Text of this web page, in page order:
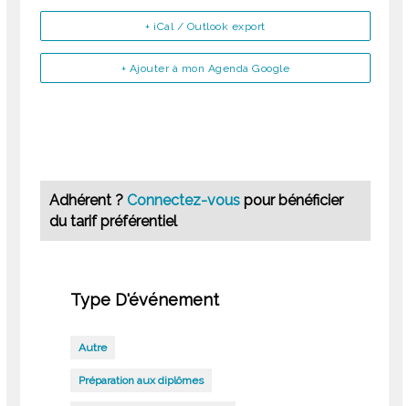
+ Ajouter à mon Agenda Google
+ iCal / Outlook export
Adhérent ?Connectez-vouspour bénéficier
du tarif préférentiel
Type D'événement
Autre
Préparation aux diplômes